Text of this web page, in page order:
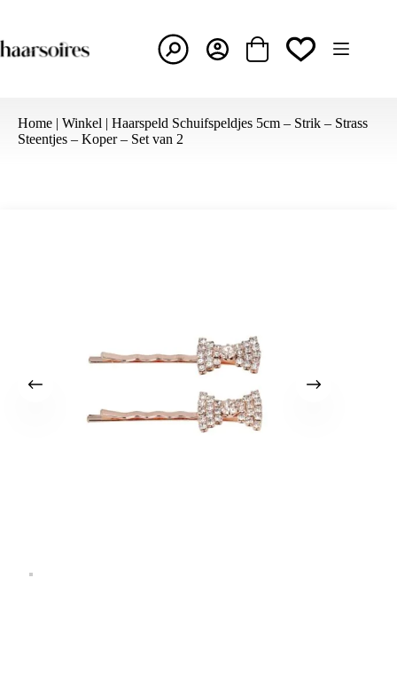
de
inhoud
Winkelwagen
Home | Winkel | Haarspeld Schuifspeldjes 5cm – Strik – Strass
Steentjes – Koper – Set van 2